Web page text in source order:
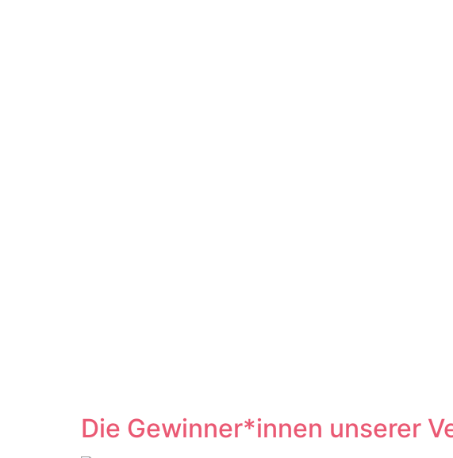
Die Gewinner*innen unserer